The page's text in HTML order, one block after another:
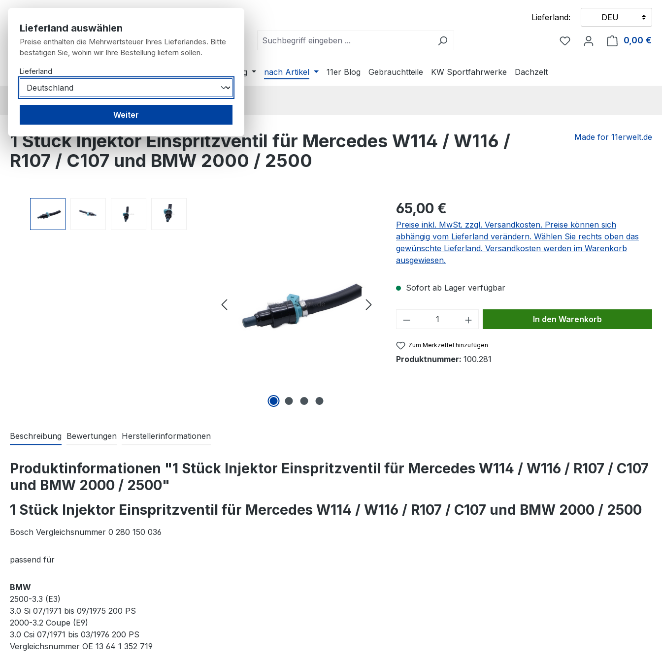
Lieferland: DEU
Du hast 0 Produkte
0,00 €
Home Möbel für Fans nach Fahrzeug nach Artikel 11er Blog Gebrauchtteile KW Sportfahrwerke Dachzelt
nach Artikel Motorteile Injektoren
1 Stück Injektor Einspritzventil für Mercedes W114 / W116 /
R107 / C107 und BMW 2000 / 2500
Made for 11erwelt.de
Regulärer Preis:
65,00 €
Preise inkl. MwSt. zzgl. Versandkosten. Preise können sich
abhängig vom Lieferland verändern. Wählen Sie rechts oben das
gewünschte Lieferland. Versandkosten werden im Warenkorb
ausgewiesen.
Sofort ab Lager verfügbar
Produkt Anzahl: Gib den gewünschten Wert
In den Warenkorb
Zum Merkzettel hinzufügen
Produktnummer: 100.281
Beschreibung Bewertungen Herstellerinformationen
Produktinformationen "1 Stück Injektor Einspritzventil für Mercedes W114 / W116 / R107 / C107
und BMW 2000 / 2500"
1 Stück Injektor Einspritzventil für Mercedes W114 / W116 / R107 / C107 und BMW 2000 / 2500
Bosch Vergleichsnummer 0 280 150 036
passend für
BMW
2500-3.3 (E3)
3.0 Si 07/1971 bis 09/1975 200 PS
2000-3.2 Coupe (E9)
3.0 Csi 07/1971 bis 03/1976 200 PS
Vergleichsnummer OE 13 64 1 352 719
Lieferland auswählen
Preise enthalten die Mehrwertsteuer Ihres Lieferlandes. Bitte
bestätigen Sie, wohin wir Ihre Bestellung liefern sollen.
Lieferland
Weiter